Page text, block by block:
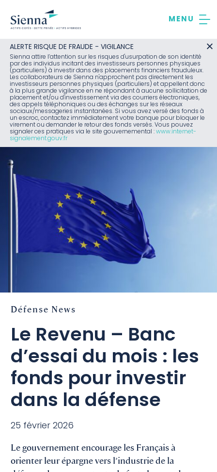
contenu
ALERTE RISQUE DE FRAUDE - VIGILANCE
Sienna attire l’attention sur les risques d'usurpation de son identité
par des individus incitant des investisseurs personnes physiques
(particuliers) à investir dans des placements financiers frauduleux.
Les collaborateurs de Sienna n'approchent pas directement les
investisseurs personnes physiques (particuliers) et appellent donc
à la plus grande vigilance en ne répondant à aucune sollicitation de
placement et/ou d'investissement via des courriers électroniques,
des appels téléphoniques ou des échanges sur les réseaux
sociaux/messageries instantanées. Si vous avez versé des fonds à
un escroc, contactez immédiatement votre banque pour bloquer le
virement ou demander le retour des fonds versés. Vous pouvez
signaler ces pratiques via le site gouvernemental : www.internet-
signalement.gouv.fr
Défense News
Le Revenu – Banc
d’essai du mois : les
fonds pour investir
dans la défense
25 février 2026
Le gouvernement encourage les Français à
orienter leur épargne vers l’industrie de la